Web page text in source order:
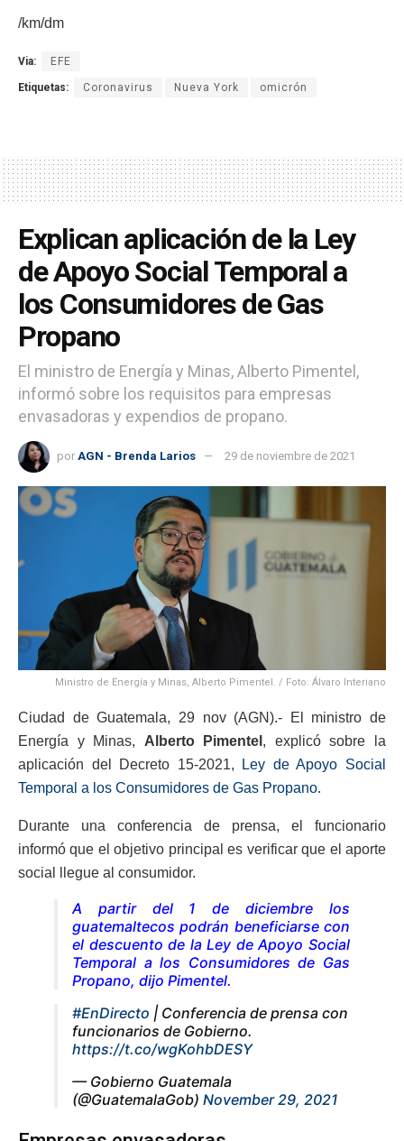
/km/dm
Via: EFE
Etiquetas: Coronavirus Nueva York omicrón
Explican aplicación de la Ley
de Apoyo Social Temporal a
los Consumidores de Gas
Propano
El ministro de Energía y Minas, Alberto Pimentel,
informó sobre los requisitos para empresas
envasadoras y expendios de propano.
por AGN - Brenda Larios 29 de noviembre de 2021
Ministro de Energía y Minas, Alberto Pimentel. / Foto: Álvaro Interiano
Ciudad de Guatemala, 29 nov (AGN).- El ministro de
Energía y Minas, Alberto Pimentel , explicó sobre la
aplicación del Decreto 15-2021, Ley de Apoyo Social
Temporal a los Consumidores de Gas Propano.
Durante una conferencia de prensa, el funcionario
informó que el objetivo principal es verificar que el aporte
social llegue al consumidor.
A partir del 1 de diciembre los
guatemaltecos podrán beneficiarse con
el descuento de la Ley de Apoyo Social
Temporal a los Consumidores de Gas
Propano, dijo Pimentel.
#EnDirecto | Conferencia de prensa con
funcionarios de Gobierno.
https://t.co/wgKohbDESY
— Gobierno Guatemala
(@GuatemalaGob) November 29, 2021